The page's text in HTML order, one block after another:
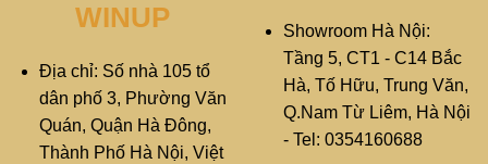
WINUP
Địa chỉ: Số nhà 105 tổ
dân phố 3, Phường Văn
Quán, Quận Hà Đông,
Thành Phố Hà Nội, Việt
Showroom Hà Nội:
Tầng 5, CT1 - C14 Bắc
Hà, Tố Hữu, Trung Văn,
Q.Nam Từ Liêm, Hà Nội
- Tel: 0354160688